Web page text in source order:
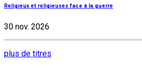
Religieux et religieuses face à la guerre
30 nov. 2026
plus de titres